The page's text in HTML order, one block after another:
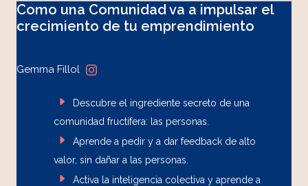
Como una Comunidad va a impulsar el
crecimiento de tu emprendimiento
Gemma Fillol
Descubre el ingrediente secreto de una
comunidad fructífera: las personas.
Aprende a pedir y a dar feedback de alto
valor, sin dañar a las personas.
Activa la inteligencia colectiva y aprende a